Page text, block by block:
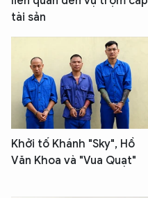
tài sản
Khởi tố Khánh "Sky", Hồ
Văn Khoa và "Vua Quạt"